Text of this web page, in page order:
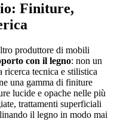
Finiture,
produttore di mobili
con il legno: non un
tecnica e stilistica
una gamma di finiture
lucide e opache nelle più
trattamenti superficiali
il legno in modo mai